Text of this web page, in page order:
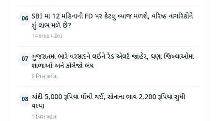
06 SBI માં 12 મહિનાની FD પર કેટલું વ્યાજ મળશે, વરિષ્ઠ નાગરિકોને
શું લાભ મળે છે?
14 કલાક પહેલા
07 ગુજરાતમાં ભારે વરસાદને લઈને રેડ એલર્ટ જાહેર, ઘણા જિલ્લાઓમાં
શાળાઓ અને કોલેજો બંધ
6 દિવસ પહેલા
08 ચાંદી 5,000 રૂપિયા મોંઘી થઈ, સોનાના ભાવ 2,200 રૂપિયા સુધી
વધ્યા
1 દિવસ પહેલા